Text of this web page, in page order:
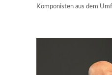
Komponisten aus dem